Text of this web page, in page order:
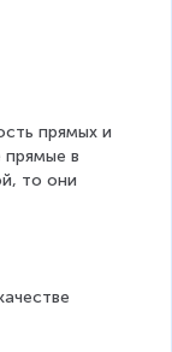
прямых и
прямые в
то они